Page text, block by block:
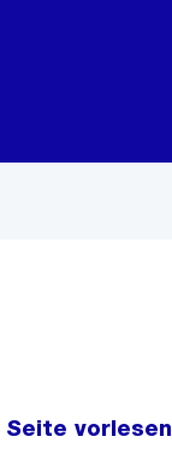
Seite vorlesen